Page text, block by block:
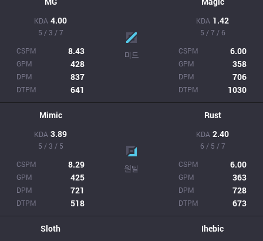
KDA 4.00
5 / 3 / 7
CSPM
8.43
GPM 428
DPM 837
DTPM 641
미드
KDA 1.42
5 / 7 / 6
CSPM
6.00
GPM 358
DPM 706
DTPM 1030
Mimic
KDA 3.89
5 / 3 / 5
CSPM
8.29
GPM 425
DPM 721
DTPM 518
원딜
Rust
KDA 2.40
6 / 5 / 7
CSPM
6.00
GPM 363
DPM 728
DTPM 673
Sloth Ihebic